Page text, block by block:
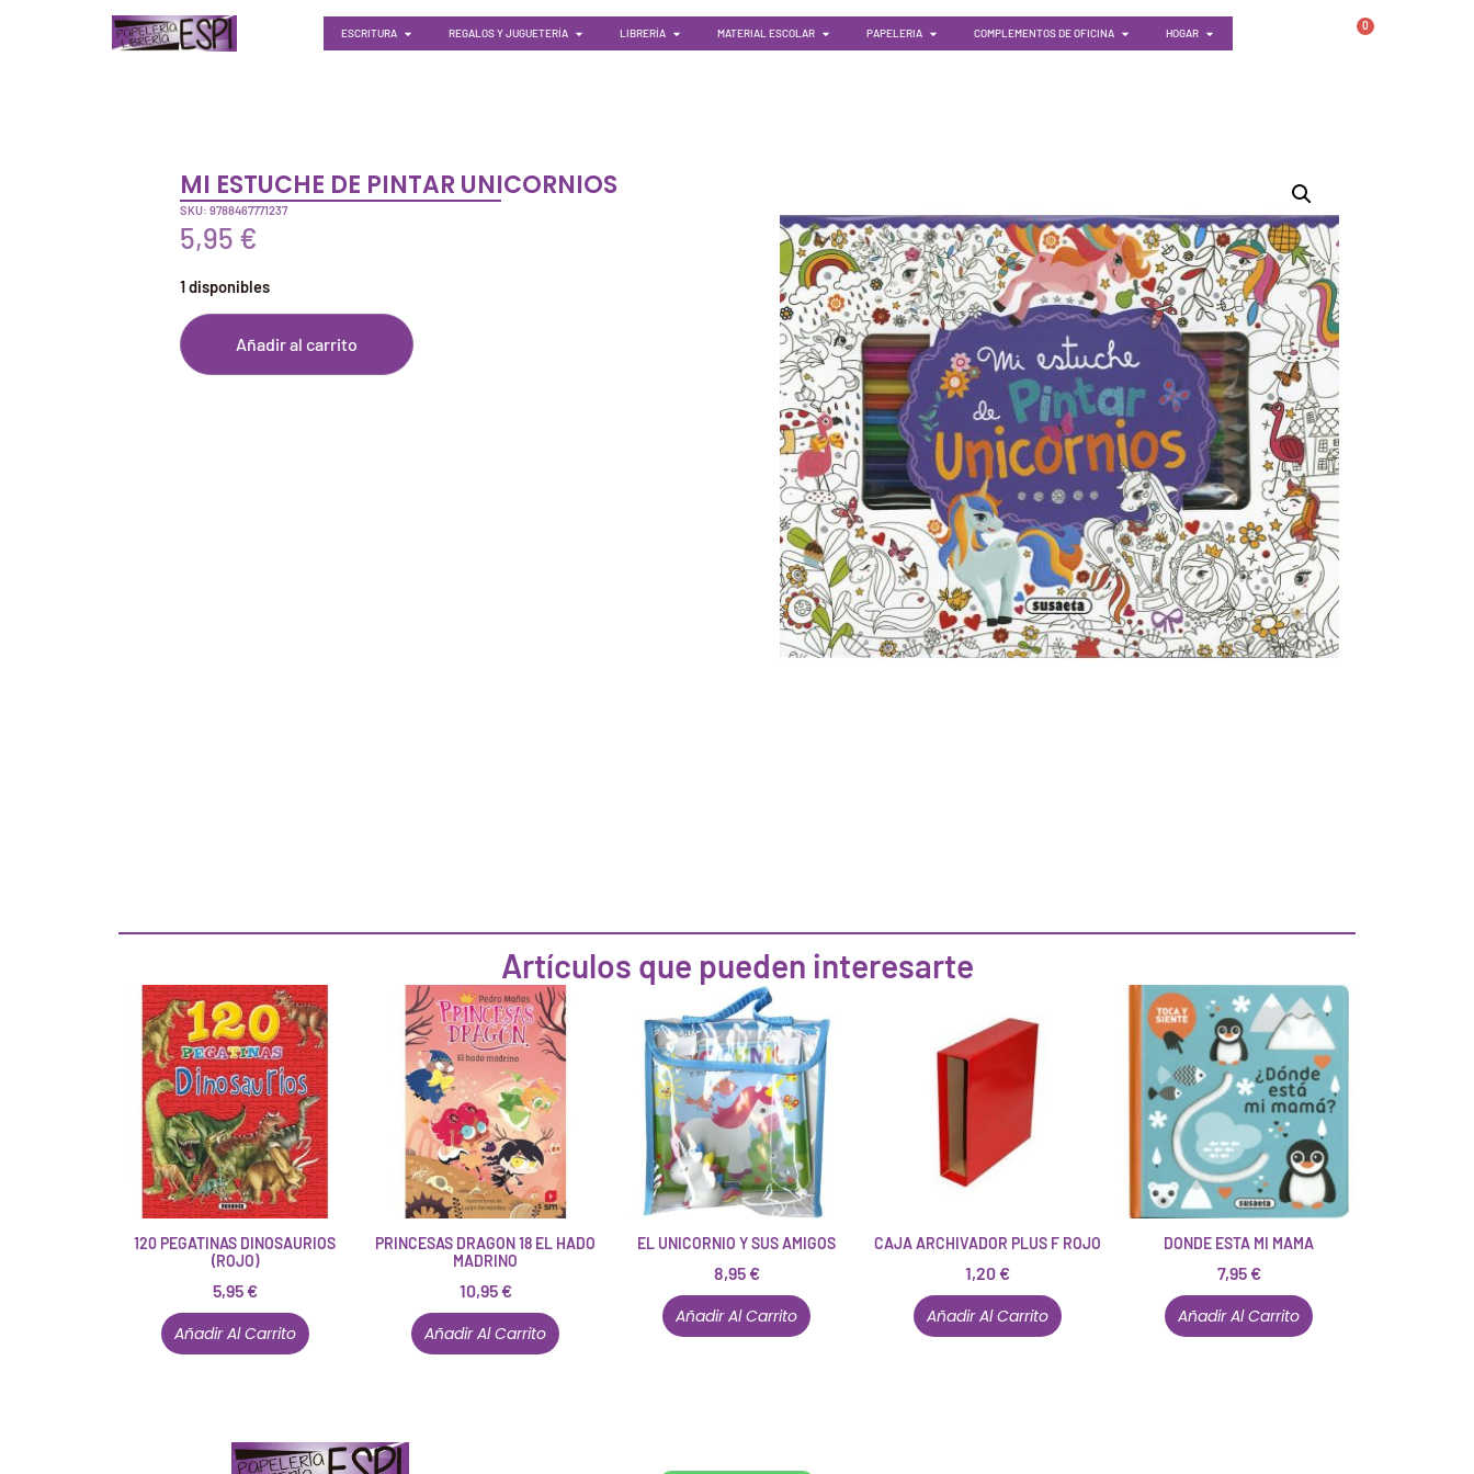
ESCRITURA REGALOS Y JUGUETERÍA LIBRERÍA MATERIAL ESCOLAR PAPELERIA COMPLEMENTOS DE OFICINA HOGAR
0
MI ESTUCHE DE PINTAR UNICORNIOS
SKU: 9788467771237
5,95 €
1 disponibles
Añadir al carrito
Artículos que pueden interesarte
120 PEGATINAS DINOSAURIOS
(ROJO)
5,95 €
Añadir Al Carrito
PRINCESAS DRAGON 18 EL HADO
MADRINO
10,95 €
Añadir Al Carrito
EL UNICORNIO Y SUS AMIGOS
8,95 €
Añadir Al Carrito
CAJA ARCHIVADOR PLUS F ROJO
1,20 €
Añadir Al Carrito
DONDE ESTA MI MAMA
7,95 €
Añadir Al Carrito